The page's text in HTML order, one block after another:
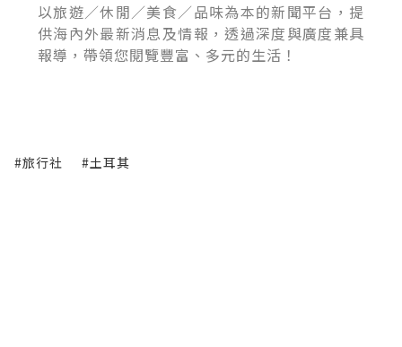
以旅遊／休閒／美食／品味為本的新聞平台，提
供海內外最新消息及情報，透過深度與廣度兼具
報導，帶領您閱覽豐富、多元的生活！
#旅行社 #土耳其